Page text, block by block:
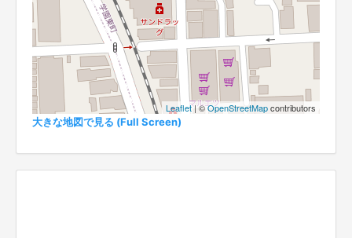
Leaflet| ©OpenStreetMapcontributors
大きな地図で見る (Full Screen)